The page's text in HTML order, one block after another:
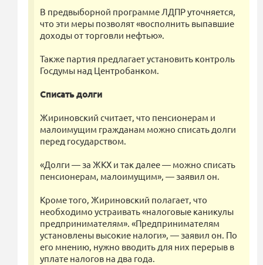
В предвыборной программе ЛДПР уточняется,
что эти меры позволят «восполнить выпавшие
доходы от торговли нефтью».
Также партия предлагает установить контроль
Госдумы над Центробанком.
Списать долги
Жириновский считает, что пенсионерам и
малоимущим гражданам можно списать долги
перед государством.
«Долги — за ЖКХ и так далее — можно списать
пенсионерам, малоимущим», — заявил он.
Кроме того, Жириновский полагает, что
необходимо устраивать «налоговые каникулы
предпринимателям». «Предпринимателям
установлены высокие налоги», — заявил он. По
его мнению, нужно вводить для них перерыв в
уплате налогов на два года.